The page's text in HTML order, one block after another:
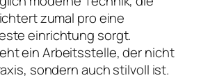
zumal pro eine
einrichtung sorgt.
ein Arbeitsstelle, der nicht
sondern auch stilvoll ist.